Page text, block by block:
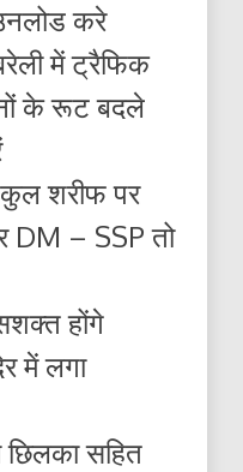
करे
में ट्रैफिक
के रूट बदले
कुल शरीफ पर
DM – SSP तो
होंगे
में लगा
छिलका सहित